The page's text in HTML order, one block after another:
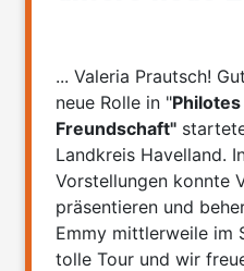
... Valeria Prautsch!
neue Rolle in "
Freundschaft"
Landkreis Havelland.
Vorstellungen konnte
präsentieren und
Emmy mittlerweile im
tolle Tour und wir